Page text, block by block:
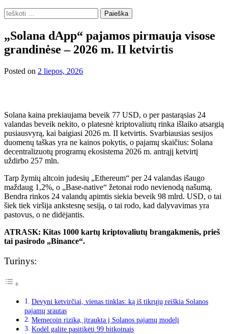
Ieškoti:
„Solana dApp“ pajamos pirmauja visose
grandinėse – 2026 m. II ketvirtis
Posted on 2 liepos, 2026
Solana kaina prekiaujama beveik 77 USD, o per pastarąsias 24
valandas beveik nekito, o platesnė kriptovaliutų rinka išlaiko atsargią
pusiausvyrą, kai baigiasi 2026 m. II ketvirtis. Svarbiausias sesijos
duomenų taškas yra ne kainos pokytis, o pajamų skaičius: Solana
decentralizuotų programų ekosistema 2026 m. antrąjį ketvirtį
uždirbo 257 mln.
Tarp žymių altcoin judesių „Ethereum“ per 24 valandas išaugo
maždaug 1,2%, o „Base-native“ žetonai rodo nevienodą našumą.
Bendra rinkos 24 valandų apimtis siekia beveik 98 mlrd. USD, o tai
šiek tiek viršija ankstesnę sesiją, o tai rodo, kad dalyvavimas yra
pastovus, o ne didėjantis.
ATRASK: Kitas 1000 kartų kriptovaliutų brangakmenis, prieš
tai pasirodo „Binance“.
Turinys:
Devyni ketvirčiai, vienas tinklas: ką iš tikrųjų reiškia Solanos
pajamų srautas
Memecoin rizika, įtraukta į Solanos pajamų modelį
Kodėl galite pasitikėti 99 bitkoinais